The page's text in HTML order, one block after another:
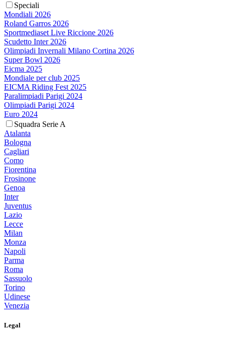
Speciali
Mondiali 2026
Roland Garros 2026
Sportmediaset Live Riccione 2026
Scudetto Inter 2026
Olimpiadi Invernali Milano Cortina 2026
Super Bowl 2026
Eicma 2025
Mondiale per club 2025
EICMA Riding Fest 2025
Paralimpiadi Parigi 2024
Olimpiadi Parigi 2024
Euro 2024
Squadra Serie A
Atalanta
Bologna
Cagliari
Como
Fiorentina
Frosinone
Genoa
Inter
Juventus
Lazio
Lecce
Milan
Monza
Napoli
Parma
Roma
Sassuolo
Torino
Udinese
Venezia
Legal